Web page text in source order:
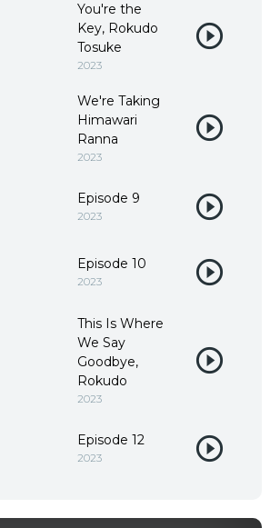
You're the
Key, Rokudo
Tosuke
2023
We're Taking
Himawari
Ranna
2023
Episode 9
2023
Episode 10
2023
This Is Where
We Say
Goodbye,
Rokudo
2023
Episode 12
2023